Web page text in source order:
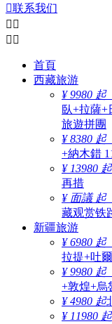
联系我们
 
 
首頁
西藏旅游
¥ 9980 起
臥+拉薩+
旅遊拼團
¥ 8380 起
+納木錯
¥ 13980 起
再措
¥ 面議 起
藏观赏铁
新疆旅游
¥ 6980 起
拉提+吐
¥ 9980 起
+敦煌+烏
¥ 4980 起
¥ 11980 起